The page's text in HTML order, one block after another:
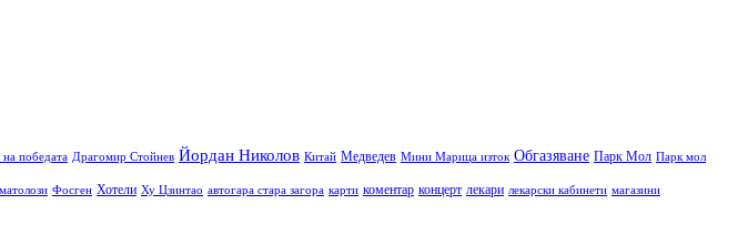
на победата Драгомир Стойнев Йордан Николов Китай Медведев Мини Марица изток Обгазяване Парк Мол Парк мол
Фосген Хотели Ху Цзинтао автогара стара загора карти коментар концерт лекари лекарски кабинети магазини